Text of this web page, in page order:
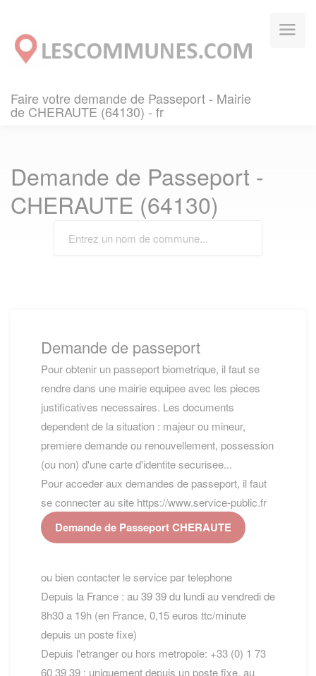
Faire votre demande de Passeport - Mairie
de CHERAUTE (64130) - fr
Demande de Passeport -
CHERAUTE (64130)
Demande de passeport
Pour obtenir un passeport biometrique, il faut se
rendre dans une mairie equipee avec les pieces
justificatives necessaires. Les documents
dependent de la situation : majeur ou mineur,
premiere demande ou renouvellement, possession
(ou non) d'une carte d'identite securisee...
Pour acceder aux demandes de passeport, il faut
se connecter au site https://www.service-public.fr
Demande de Passeport CHERAUTE
ou bien contacter le service par telephone
Depuis la France : au 39 39 du lundi au vendredi de
8h30 a 19h (en France, 0,15 euros ttc/minute
depuis un poste fixe)
Depuis l'etranger ou hors metropole: +33 (0) 1 73
60 39 39 : uniquement depuis un poste fixe, au